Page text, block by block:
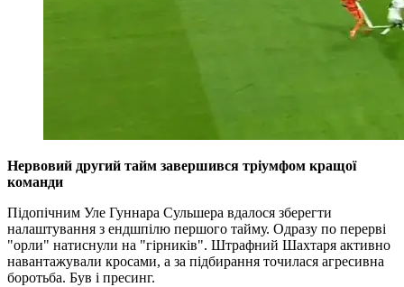
Нервовий другий тайм завершився тріумфом кращої
команди
Підопічним Уле Гуннара Сульшера вдалося зберегти
налаштування з ендшпілю першого тайму. Одразу по перерві
"орли" натиснули на "гірників". Штрафний Шахтаря активно
навантажували кросами, а за підбирання точилася агресивна
боротьба. Був і пресинг.